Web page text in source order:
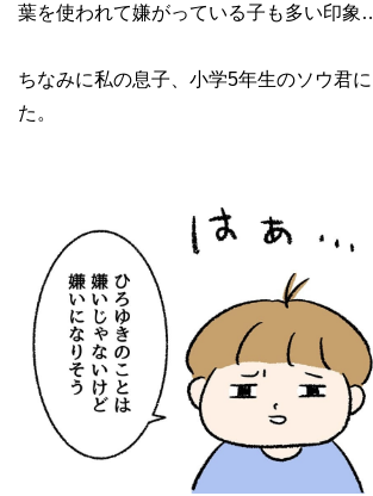
葉を使われて嫌がっている子も多い印象
ちなみに私の息子、小学5年生のソウ君
た。